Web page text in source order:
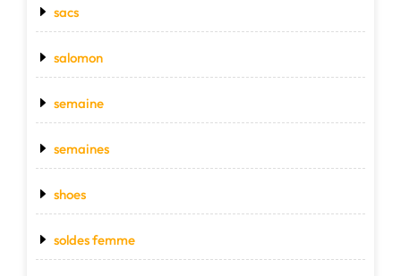
sacs
salomon
semaine
semaines
shoes
soldes femme